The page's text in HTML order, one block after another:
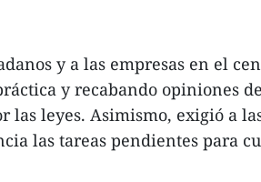
y a las empresas en el
y recabando opiniones
las leyes. Asimismo, exigió a
las tareas pendientes para